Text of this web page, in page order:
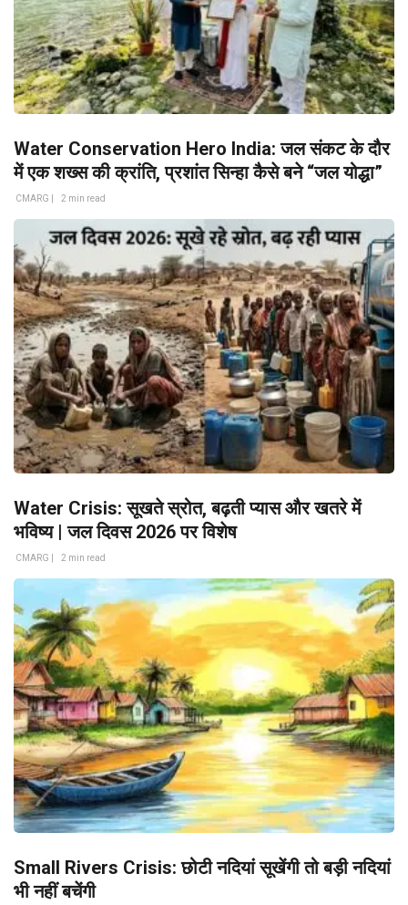
Water Conservation Hero India: जल संकट के दौर
में एक शख्स की क्रांति, प्रशांत सिन्हा कैसे बने “जल योद्धा”
CMARG | 2 min read
Water Crisis: सूखते स्रोत, बढ़ती प्यास और खतरे में
भविष्य | जल दिवस 2026 पर विशेष
CMARG | 2 min read
Small Rivers Crisis: छोटी नदियां सूखेंगी तो बड़ी नदियां
भी नहीं बचेंगी